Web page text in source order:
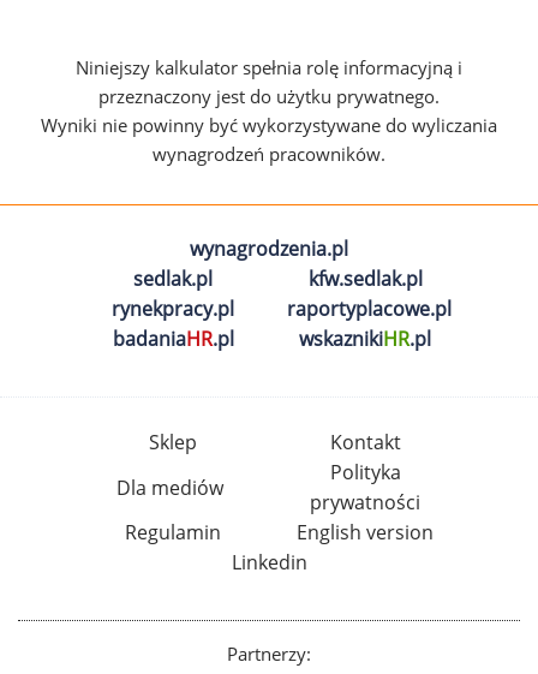
Niniejszy kalkulator spełnia rolę informacyjną i
przeznaczony jest do użytku prywatnego.
Wyniki nie powinny być wykorzystywane do wyliczania
wynagrodzeń pracowników.
wynagrodzenia.pl
sedlak.pl
kfw.sedlak.pl
rynekpracy.pl
raportyplacowe.pl
badaniaHR.pl wskaznikiHR.pl
Sklep
Kontakt
Dla mediów
Polityka
prywatności
Regulamin
English version
Linkedin
Partnerzy: